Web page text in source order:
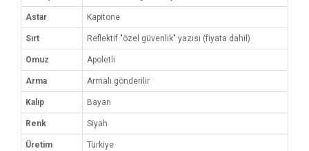
Astar Kapitone
Sırt Reflektif "özel güvenlik" yazısı (fiyata dahil)
Omuz Apoletli
Arma Armalı gönderilir
Kalıp Bayan
Renk Siyah
Üretim Türkiye